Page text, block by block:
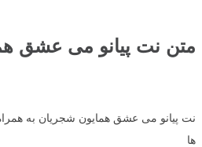
متن نت پیانو می عشق
نت پیانو می عشق همایون شجریان به
ها